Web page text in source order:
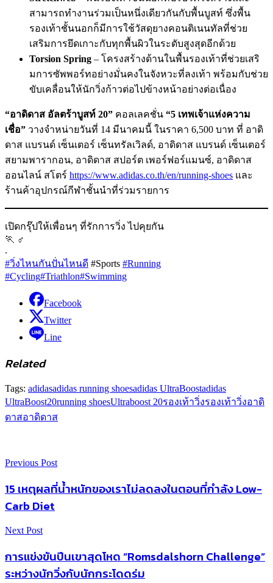
สามารถทำงานร่วมเป็นหนึ่งเดียวกันกับพื้นบูสท์ ซึ่งพื้น
รองเท้าชั้นนอกก็มีการใช้วัสดุยางคอนติเนนทัลที่ช่วย
เสริมการยึดเกาะกับทุกพื้นผิวในระดับสูงสุดอีกด้วย
Torsion Spring – โครงสร้างด้านในพื้นรองเท้าที่ช่วยเสริ
มการซัพพอร์ทอย่างมั่นคงในจังหวะที่ลงเท้า พร้อมกับช่วย
ขับเคลื่อนให้นักวิ่งก้าวต่อไปข้างหน้าอย่างต่อเนื่อง
“อาดิดาส อัลตร้าบูสท์ 20” คอลเลคชั่น “5 เทพเจ้าแห่งความ
เชื่อ” วางจำหน่ายวันที่ 14 มีนาคมนี้ ในราคา 6,500 บาท ที่ อาดิ
ดาส แบรนด์ เซ็นเตอร์ เซ็นทรัลเวิลด์, อาดิดาส แบรนด์ เซ็นเตอร์
สยามพารากอน, อาดิดาส สปอร์ต เพอร์ฟอร์แมนซ์, อาดิดาส
ออนไลน์ สโตร์ https://www.adidas.co.th/en/running-shoes และ
ร้านค้าอุปกรณ์กีฬาชั้นนำที่ร่วมรายการ
เปิดกรุ๊ปให้เพื่อนๆ ที่รักการวิ่ง ไปคุยกัน
🏃 ‍♂
.
#วิ่งไหนกันปั่นไหนดี #Sports #Running
#Cycling#Triathlon#Swimming
Facebook
Twitter
Line
Related
Tags: adidasadidas running shoesadidas UltraBoostadidas
UltraBoost20running shoesUltraboost 20รองเท้าวิ่งรองเท้าวิ่งอาดิ
ดาสอาดิดาส
Previous Post
15 เหตุผลที่น้ำหนักของเราไม่ลดลงในตอนที่กำลัง Low-
Carb Diet
Next Post
การแข่งขันปีนเขาสุดโหด “Romsdalshorn Challenge”
ระหว่างนักวิ่งกับนักกระโดดร่ม